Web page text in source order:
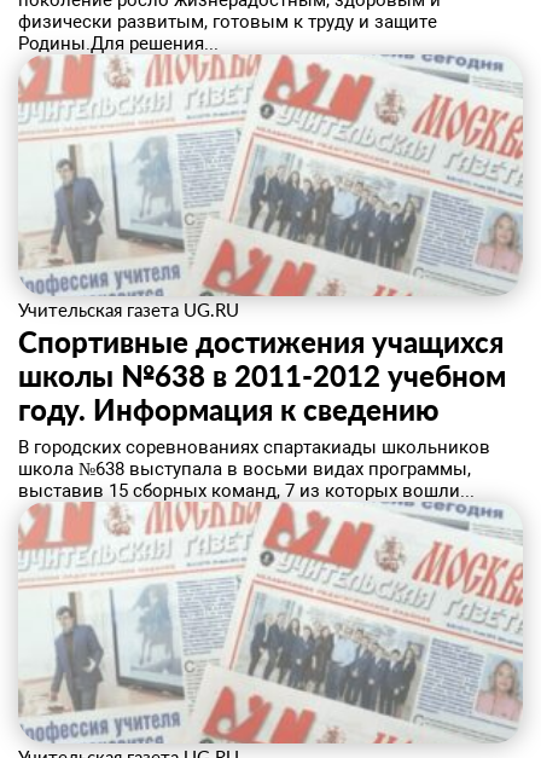
физически развитым, готовым к труду и защите
Родины.Для решения...
Учительская газета UG.RU
Спортивные достижения учащихся
школы №638 в 2011-2012 учебном
году. ​Информация к сведению
В городских соревнованиях спартакиады школьников
школа №638 выступала в восьми видах программы,
выставив 15 сборных команд, 7 из которых вошли...